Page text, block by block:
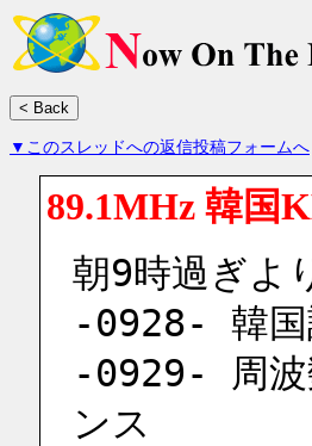
▼このスレッドへの返信投稿フォームへ
89.1MHz 韓国
朝9時過ぎよ
-0928- 韓国
-0929- 周波
ンス